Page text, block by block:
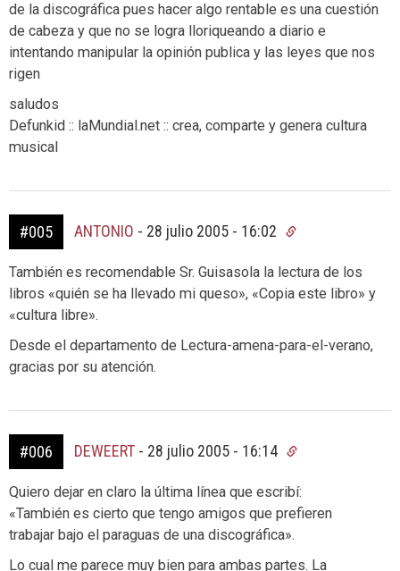
de la discográfica pues hacer algo rentable es una cuestión
de cabeza y que no se logra lloriqueando a diario e
intentando manipular la opinión publica y las leyes que nos
rigen
saludos
Defunkid :: laMundial.net :: crea, comparte y genera cultura
musical
#005 ANTONIO - 28 julio 2005 - 16:02
También es recomendable Sr. Guisasola la lectura de los
libros «quién se ha llevado mi queso», «Copia este libro» y
«cultura libre».
Desde el departamento de Lectura-amena-para-el-verano,
gracias por su atención.
#006 DEWEERT - 28 julio 2005 - 16:14
Quiero dejar en claro la última línea que escribí:
«También es cierto que tengo amigos que prefieren
trabajar bajo el paraguas de una discográfica».
Lo cual me parece muy bien para ambas partes. La